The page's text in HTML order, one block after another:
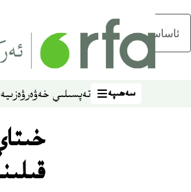
ئاساسلىق مەزمۇنغا ئاتلاڭ
سەھىپە
سەھىپە تەپسىلىي خەۋەر